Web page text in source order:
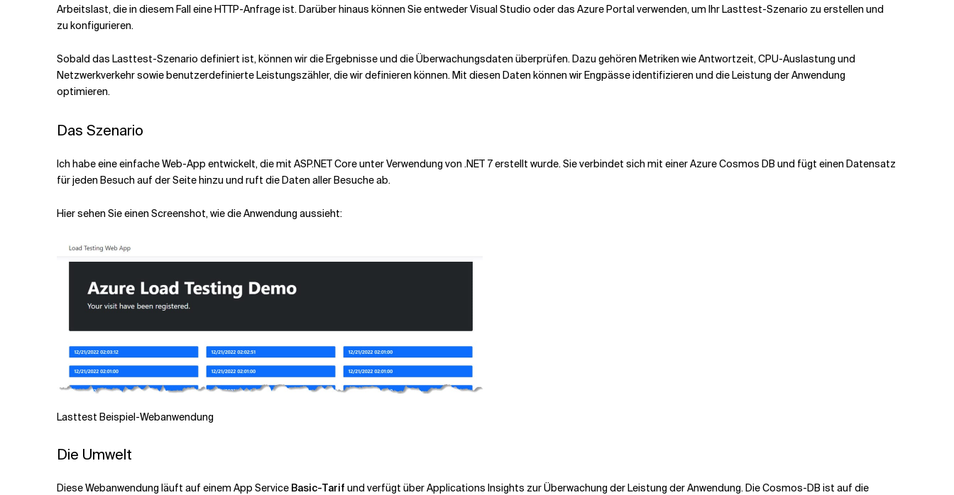
Arbeitslast, die in diesem Fall eine HTTP-Anfrage ist. Darüber hinaus können Sie entweder Visual Studio oder das Azure Portal verwenden, um Ihr Lasttest-Szenario zu erstellen und
zu konfigurieren.
Sobald das Lasttest-Szenario definiert ist, können wir die Ergebnisse und die Überwachungsdaten überprüfen. Dazu gehören Metriken wie Antwortzeit, CPU-Auslastung und
Netzwerkverkehr sowie benutzerdefinierte Leistungszähler, die wir definieren können. Mit diesen Daten können wir Engpässe identifizieren und die Leistung der Anwendung
optimieren.
Das Szenario
Ich habe eine einfache Web-App entwickelt, die mit ASP.NET Core unter Verwendung von .NET 7 erstellt wurde. Sie verbindet sich mit einer Azure Cosmos DB und fügt einen Datensatz
für jeden Besuch auf der Seite hinzu und ruft die Daten aller Besuche ab.
Hier sehen Sie einen Screenshot, wie die Anwendung aussieht:
Lasttest Beispiel-Webanwendung
Die Umwelt
Diese Webanwendung läuft auf einem App Service Basic-Tarif und verfügt über Applications Insights zur Überwachung der Leistung der Anwendung. Die Cosmos-DB ist auf die